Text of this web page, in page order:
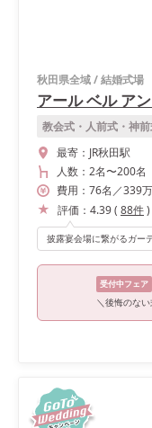
秋田県全域/結婚式場
アール ベル ア
教会式・人前式・神
最寄： JR秋田駅
人数： 2名〜200名
費用： 76名 ／339
評価： 4.39( 88件)
受付中フェア